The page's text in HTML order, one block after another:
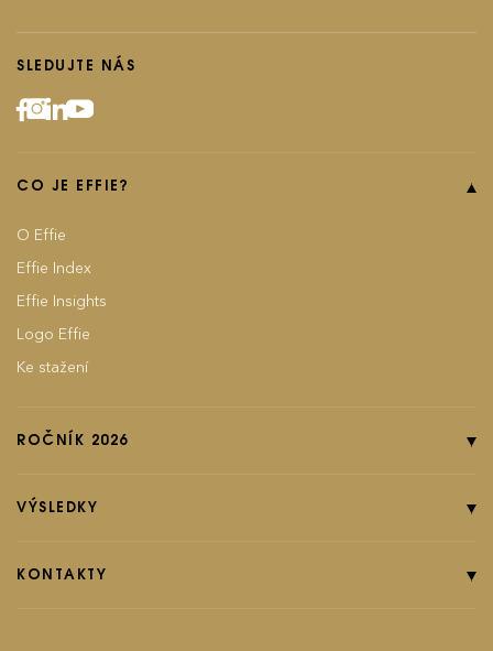
SLEDUJTE NÁS
CO JE EFFIE?
O Effie
Effie Index
Effie Insights
Logo Effie
Ke stažení
ROČNÍK 2026
Pravidla soutěže
Poplatky
VÝSLEDKY
Ročník 2024
KONTAKTY